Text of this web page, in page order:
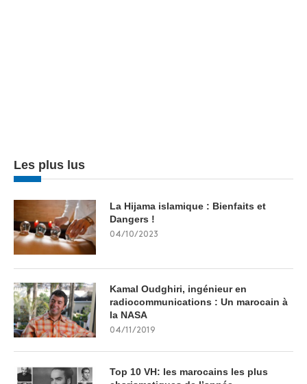
Les plus lus
La Hijama islamique : Bienfaits et
Dangers !
04/10/2023
Kamal Oudghiri, ingénieur en
radiocommunications : Un marocain à
la NASA
04/11/2019
Top 10 VH: les marocains les plus